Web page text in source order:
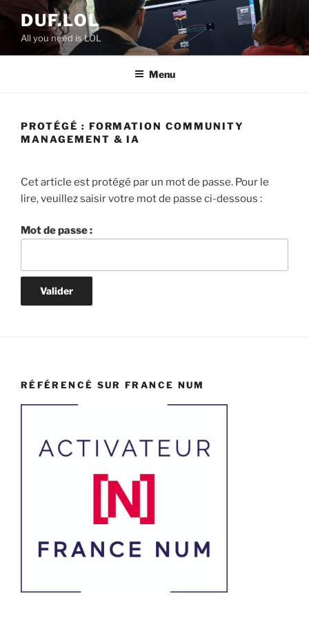
Aller
contenu
principal
DUF.LOL
All you need is LOL
Menu
PROTÉGÉ : FORMATION COMMUNITY
MANAGEMENT & IA
Cet article est protégé par un mot de passe. Pour le
lire, veuillez saisir votre mot de passe ci-dessous :
Mot de passe :
RÉFÉRENCÉ SUR FRANCE NUM